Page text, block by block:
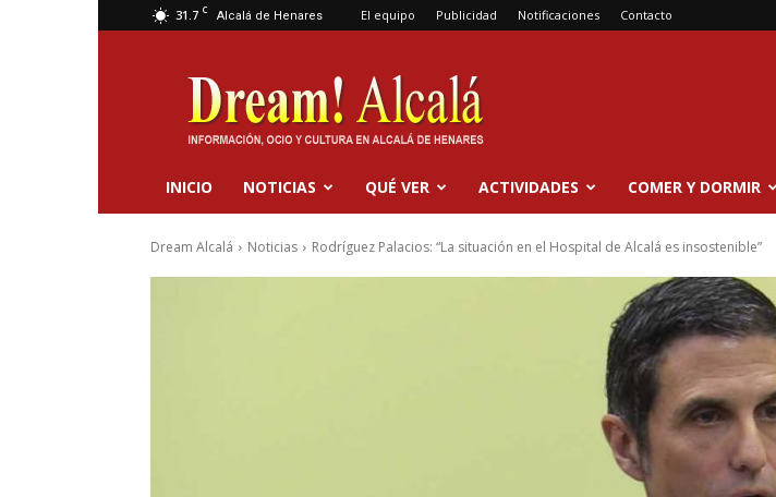
31.7 C Alcalá de Henares El equipo Publicidad Notificaciones Contacto
Dream
Alcalá
INICIO NOTICIAS QUÉ VER ACTIVIDADES COMER Y DORMIR
Dream Alcalá Noticias Rodríguez Palacios: “La situación en el Hospital de Alcalá es insostenible”